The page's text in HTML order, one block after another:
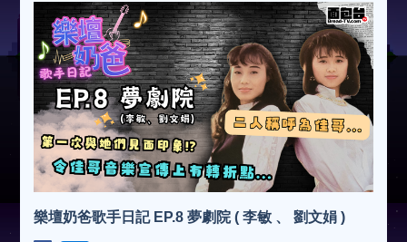
樂壇奶爸歌手日記 EP.8 夢劇院 ( 李敏 、 劉文娟 )